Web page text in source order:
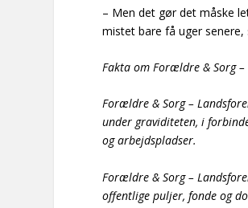
– Men det gør det måske
mistet bare få uger
Fakta om Forældre & Sorg
Forældre & Sorg –
under graviditeten, i
og arbejdspladser.
Forældre & Sorg –
offentlige puljer, fonde og